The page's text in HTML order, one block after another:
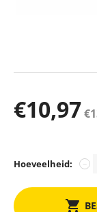
€10,97€
Hoeveelheid: −